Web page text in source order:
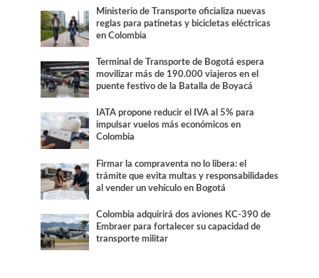
Ministerio de Transporte oficializa nuevas
reglas para patinetas y bicicletas eléctricas
en Colombia
Terminal de Transporte de Bogotá espera
movilizar más de 190.000 viajeros en el
puente festivo de la Batalla de Boyacá
IATA propone reducir el IVA al 5% para
impulsar vuelos más económicos en
Colombia
Firmar la compraventa no lo libera: el
trámite que evita multas y responsabilidades
al vender un vehículo en Bogotá
Colombia adquirirá dos aviones KC-390 de
Embraer para fortalecer su capacidad de
transporte militar